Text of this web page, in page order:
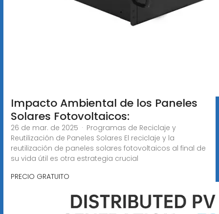
Impacto Ambiental de los Paneles
Solares Fotovoltaicos:
26 de mar. de 2025 · Programas de Reciclaje y
Reutilización de Paneles Solares El reciclaje y la
reutilización de paneles solares fotovoltaicos al final de
su vida útil es otra estrategia crucial
PRECIO GRATUITO